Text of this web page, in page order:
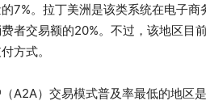
7%。拉丁美洲是该类系统在电子
者交易额的20%。不过，该地区目
方式。
A2A）交易模式普及率最低的地区